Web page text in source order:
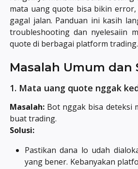
mata uang quote bisa bikin error,
gagal jalan. Panduan ini kasih
troubleshooting dan nyelesaiin
quote di berbagai platform trading.
Masalah Umum dan
1. Mata uang quote nggak
Masalah: Bot nggak bisa deteksi
buat trading.
Solusi:
Pastikan dana lo udah
yang bener. Kebanyakan